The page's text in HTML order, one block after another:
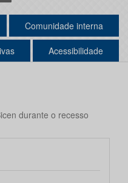
Comunidade interna
Acessibilidade
durante o recesso